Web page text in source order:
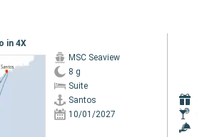
in 4X
MSC Seaview
8 g
Suite
Santos
10/01/2027